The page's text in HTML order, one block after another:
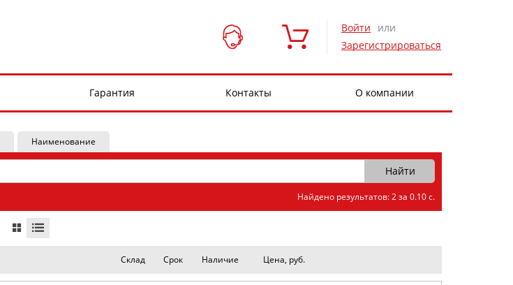
Войти
или
Зарегистрироваться
Гарантия Контакты О компании
Наименование
Найдено результатов: 2 за 0.10 с.
Склад Срок Наличие Цена, руб.